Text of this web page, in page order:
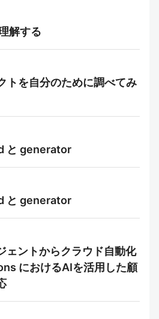
解する
トを自分のために調べてみ
と generator
と generator
ェントからクラウド自動化
におけるAIを活用した顧